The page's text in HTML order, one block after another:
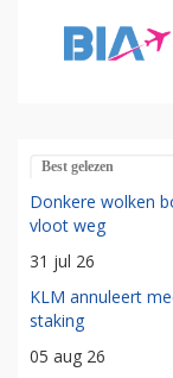
Best gelezen
Donkere wolken
vloot weg
31 jul 26
KLM annuleert
staking
05 aug 26